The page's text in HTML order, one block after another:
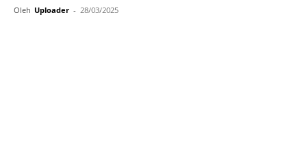
Oleh Uploader - 28/03/2025